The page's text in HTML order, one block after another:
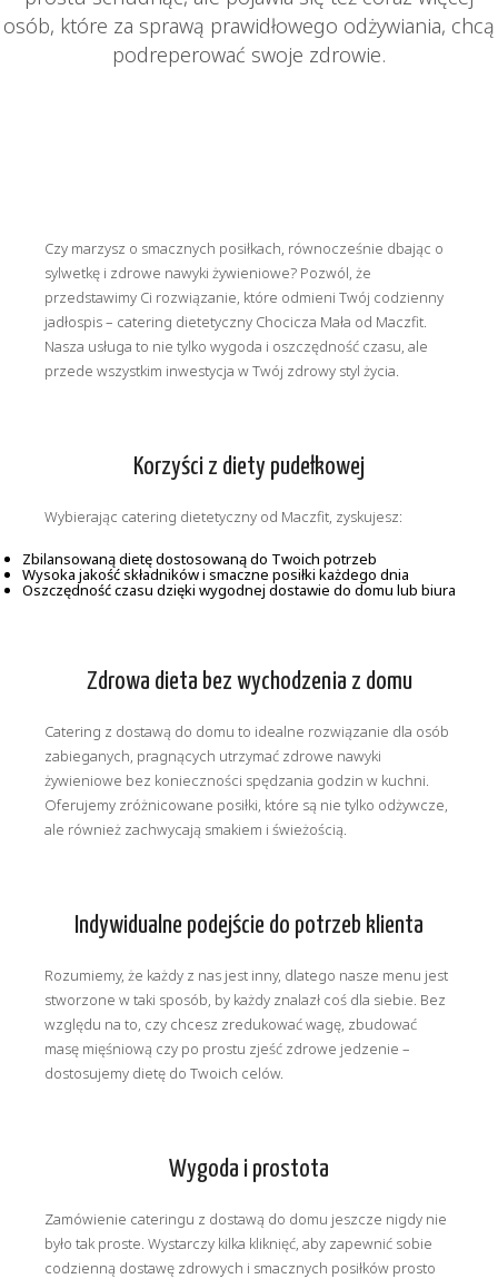
osób, które za sprawą prawidłowego odżywiania, chcą
podreperować swoje zdrowie.
Czy marzysz o smacznych posiłkach, równocześnie dbając o
sylwetkę i zdrowe nawyki żywieniowe? Pozwól, że
przedstawimy Ci rozwiązanie, które odmieni Twój codzienny
jadłospis – catering dietetyczny Chocicza Mała od Maczfit.
Nasza usługa to nie tylko wygoda i oszczędność czasu, ale
przede wszystkim inwestycja w Twój zdrowy styl życia.
Korzyści z diety pudełkowej
Wybierając catering dietetyczny od Maczfit, zyskujesz:
Zbilansowaną dietę dostosowaną do Twoich potrzeb
Wysoka jakość składników i smaczne posiłki każdego dnia
Oszczędność czasu dzięki wygodnej dostawie do domu lub biura
Zdrowa dieta bez wychodzenia z domu
Catering z dostawą do domu to idealne rozwiązanie dla osób
zabieganych, pragnących utrzymać zdrowe nawyki
żywieniowe bez konieczności spędzania godzin w kuchni.
Oferujemy zróżnicowane posiłki, które są nie tylko odżywcze,
ale również zachwycają smakiem i świeżością.
Indywidualne podejście do potrzeb klienta
Rozumiemy, że każdy z nas jest inny, dlatego nasze menu jest
stworzone w taki sposób, by każdy znalazł coś dla siebie. Bez
względu na to, czy chcesz zredukować wagę, zbudować
masę mięśniową czy po prostu zjeść zdrowe jedzenie –
dostosujemy dietę do Twoich celów.
Wygoda i prostota
Zamówienie cateringu z dostawą do domu jeszcze nigdy nie
było tak proste. Wystarczy kilka kliknięć, aby zapewnić sobie
codzienną dostawę zdrowych i smacznych posiłków prosto